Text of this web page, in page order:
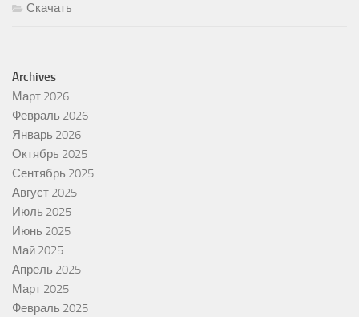
Скачать
Archives
Март 2026
Февраль 2026
Январь 2026
Октябрь 2025
Сентябрь 2025
Август 2025
Июль 2025
Июнь 2025
Май 2025
Апрель 2025
Март 2025
Февраль 2025